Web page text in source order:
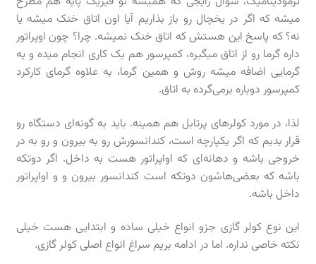
میشه که اگر در یخچال رو باز بذاریم آیا اون اتاق خنک میشه یا
نه؟ که پاسخ این هستش که اتاق خنک نمیشه. چرا؟ چون اوپراتور
داره گرما رو از اتاق میگیره، کمپرسور هم یک کاری انجام میده و یه
گرمایی اضافه میشه روش و همین گرما، به علاوه گرمای کارکرد
کمپرسور دوباره برمی‌گرده به اتاق.
لذا، در مورد کولرهای پرتابل هم همینه. باید به گونه‌ای دستگاه رو
قرار بدیم که اگر یکپارچه است، کندانسورش رو به بیرون و رو به در
خروجی باشه و دهانه‌ای که اواپراتور هست به داخل. اگر دوتکه
باشه که بعضی‌هاشون دوتکه است کندانسور بیرون و و اواپراتور
داخل باشه.
این نوع کولر گازی جزو انواع خیلی ساده و ابتدایی هست خیلی
نکته خاصی نداره. اما در ادامه بریم سراغ انواع اصلی کولر گازی.